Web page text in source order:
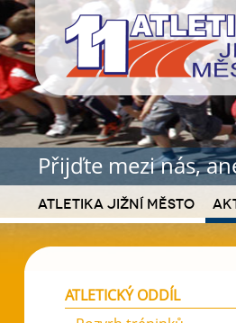
Přijďte mezi nás,
Atletika Jižní Město
ATLETICKÝ ODDÍL